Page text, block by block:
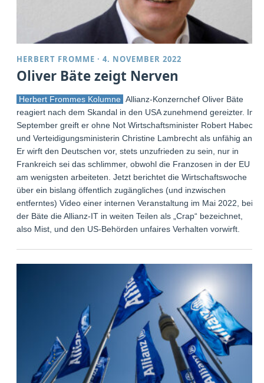
HERBERT FROMME ·4. NOVEMBER 2022
Oliver Bäte zeigt Nerven
Herbert Frommes Kolumne Allianz-Konzernchef Oliver Bäte
reagiert nach dem Skandal in den USA zunehmend gereizter. Im
September greift er ohne Not Wirtschaftsminister Robert Habeck
und Verteidigungsministerin Christine Lambrecht als unfähig an.
Er wirft den Deutschen vor, stets unzufrieden zu sein, nur in
Frankreich sei das schlimmer, obwohl die Franzosen in der EU
am wenigsten arbeiteten. Jetzt berichtet die Wirtschaftswoche
über ein bislang öffentlich zugängliches (und inzwischen
entferntes) Video einer internen Veranstaltung im Mai 2022, bei
der Bäte die Allianz-IT in weiten Teilen als „Crap“ bezeichnet,
also Mist, und den US-Behörden unfaires Verhalten vorwirft.